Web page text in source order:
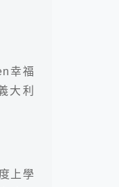
幸福
大利
上學